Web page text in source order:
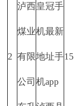
2
泸西
煤业
有限
公司
皇冠手
机最新
地址手
机app
15